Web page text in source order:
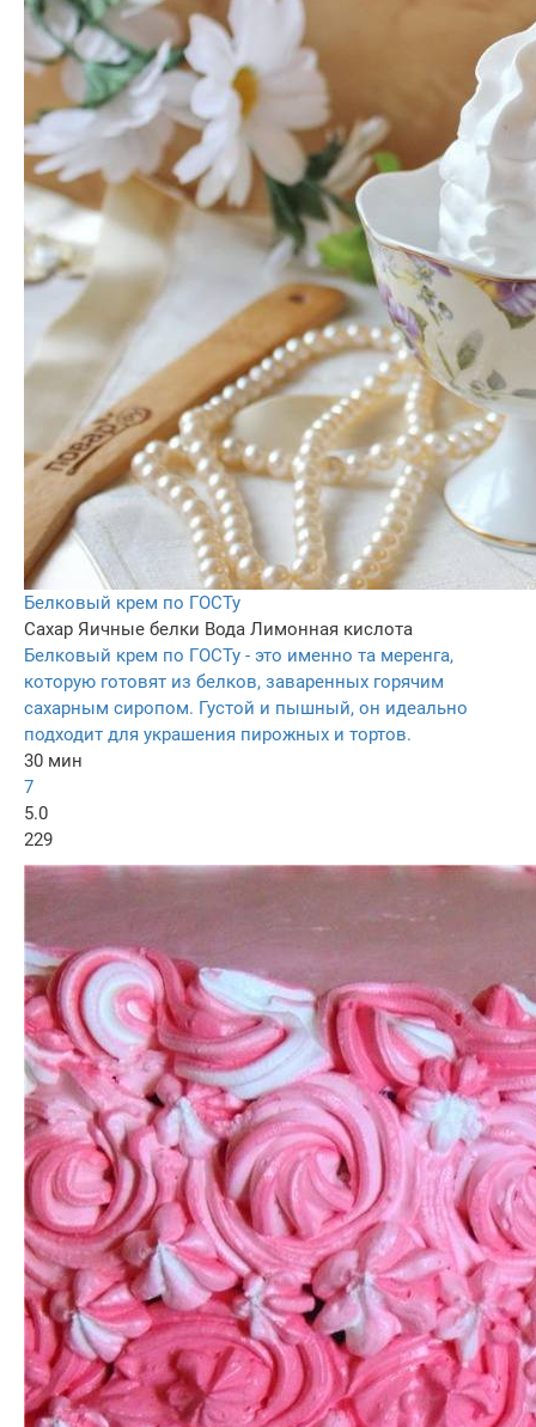
Белковый крем по ГОСТу
Сахар Яичные белки Вода Лимонная кислота
Белковый крем по ГОСТу - это именно та меренга,
которую готовят из белков, заваренных горячим
сахарным сиропом. Густой и пышный, он идеально
подходит для украшения пирожных и тортов.
30 мин
7
5.0
229